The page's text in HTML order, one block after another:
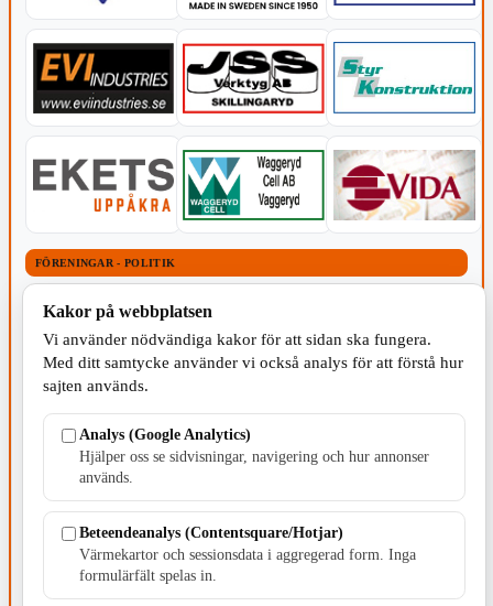
FÖRENINGAR - POLITIK
Transparensmeddelande
Transparensmeddelande
POLITISKT INNEHÅLL
Transparensmeddelande
(TTPA)
POLITISKT INNEHÅLL
Transparensmeddelande
(TTPA)
FÖRENINGAR - IDROTT
Kakor på webbplatsen
Vi använder nödvändiga kakor för att sidan ska fungera.
Med ditt samtycke använder vi också analys för att förstå hur
sajten används.
Analys (Google Analytics)
Hjälper oss se sidvisningar, navigering och hur annonser
används.
Beteendeanalys (Contentsquare/Hotjar)
Värmekartor och sessionsdata i aggregerad form. Inga
formulärfält spelas in.